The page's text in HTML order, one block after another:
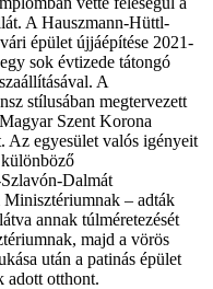
A Hauszmann-Hüttl-
épület újjáépítése 2021-
sok évtizede tátongó
A
stílusában megtervezett
Szent Korona
Az egyesület valós igényeit
Dalmát
– adták
annak túlméretezését
majd a vörös
után a patinás épület
adott otthont.